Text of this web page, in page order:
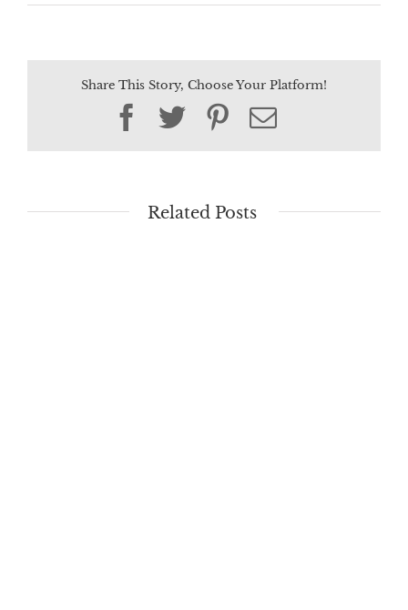
Share This Story, Choose Your Platform!
Facebook
TwitterPinterest
Email
Related Posts